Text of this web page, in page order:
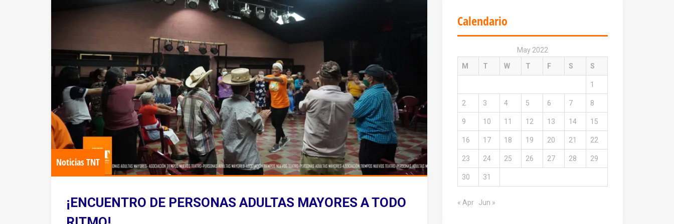
Noticias TNT
¡ENCUENTRO DE PERSONAS ADULTAS MAYORES A TODO
Calendario
May 2022
M
T W T F S S
1
2 3 4 5 6 7 8
9 10 11 12 13 14 15
16 17 18 19 20 21 22
23 24 25 26 27 28 29
30 31
« Apr Jun »